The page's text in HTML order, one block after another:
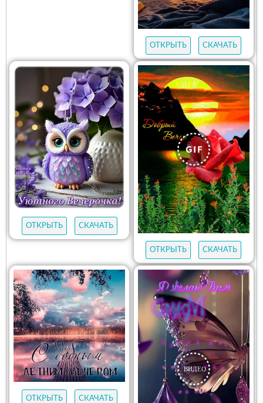
ОТКРЫТЬ СКАЧАТЬ
ОТКРЫТЬ СКАЧАТЬ
ОТКРЫТЬ СКАЧАТЬ
ОТКРЫТЬ СКАЧАТЬ